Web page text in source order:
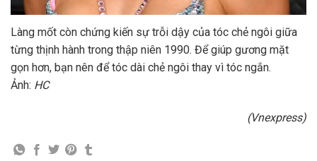
Làng mốt còn chứng kiến sự trỗi dậy của tóc chẻ ngôi giữa
từng thịnh hành trong thập niên 1990. Để giúp gương mặt
gọn hơn, bạn nên để tóc dài chẻ ngôi thay vì tóc ngắn.
Ảnh: HC
(Vnexpress)